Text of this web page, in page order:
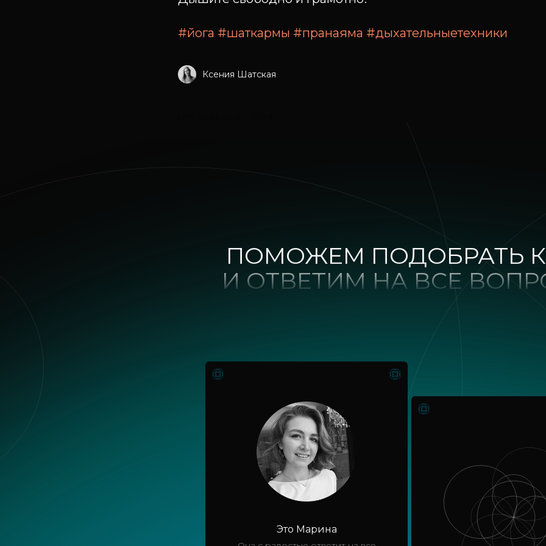
#йога #шаткармы #пранаяма #дыхательныетехники
Ксения Шатская
ПОМОЖЕМ ПОДОБРАТЬ
И ОТВЕТИМ НА ВСЕ
Это Марина